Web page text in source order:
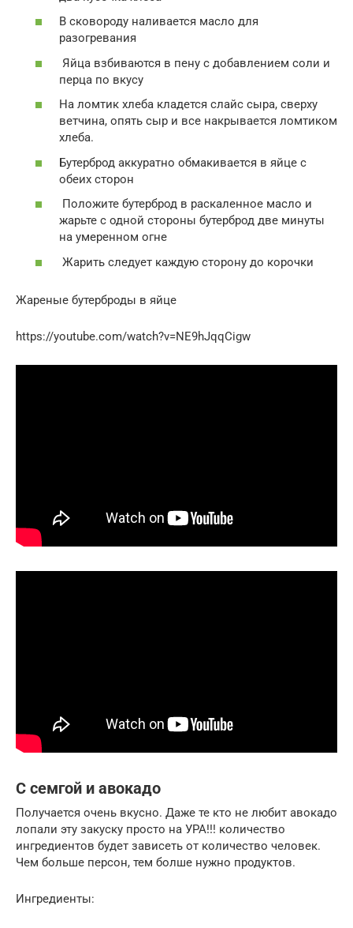
В сковороду наливается масло для
разогревания
Яйца взбиваются в пену с добавлением соли и
перца по вкусу
На ломтик хлеба кладется слайс сыра, сверху
ветчина, опять сыр и все накрывается ломтиком
хлеба.
Бутерброд аккуратно обмакивается в яйце с
обеих сторон
Положите бутерброд в раскаленное масло и
жарьте с одной стороны бутерброд две минуты
на умеренном огне
Жарить следует каждую сторону до корочки
Жареные бутерброды в яйце
https://youtube.com/watch?v=NE9hJqqCigw
С семгой и авокадо
Получается очень вкусно. Даже те кто не любит авокадо
лопали эту закуску просто на УРА!!! количество
ингредиентов будет зависеть от количество человек.
Чем больше персон, тем болше нужно продуктов.
Ингредиенты: